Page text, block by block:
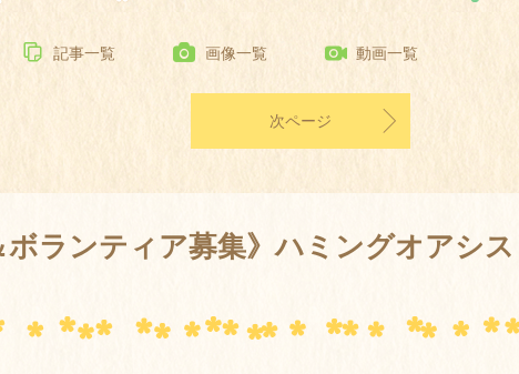
記事一覧 画像一覧 動画一覧
次ページ
ボランティア募集》ハミングオアシス